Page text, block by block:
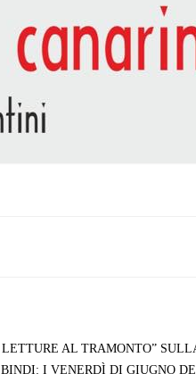
LETTURE AL TRAMONTO”
BINDI: I VENERDÌ DI GIUGNO